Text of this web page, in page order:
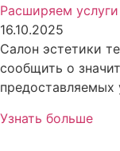
Расширяем услуги
16.10.2025
Салон эстетики
сообщить о
предоставляемых
Узнать больше